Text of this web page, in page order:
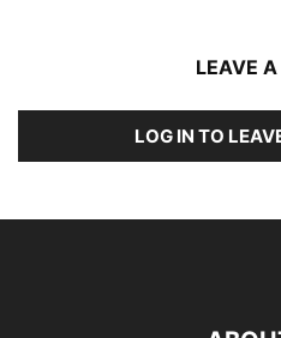
LEAVE A
LOG IN TO